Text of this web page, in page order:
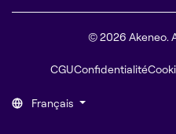
© 2026 Akeneo.
CGUConfidentialité
Français